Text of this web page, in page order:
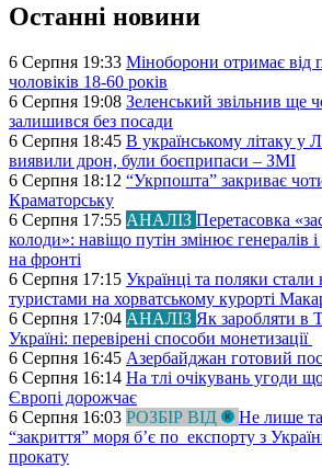
Останні новини
6 Серпня 19:33 Міноборони отримає від
чоловіків 18-60 років
6 Серпня 19:08 Зеленський звільнив ще
залишився без посади
6 Серпня 18:45 В українському літаку у
виявили дрон, були боєприпаси – ЗМІ
6 Серпня 18:12 “Укрпошта” закриває
Краматорську
6 Серпня 17:55 АНАЛІЗ Перетасовка
колоди»: навіщо путін змінює генералів
на фронті
6 Серпня 17:15 Українці та поляки
туристами на хорватському курорті
6 Серпня 17:04 АНАЛІЗ Як заробляти в
Україні: перевірені способи монетизації
6 Серпня 16:45 Азербайджан готовий
6 Серпня 16:14 На тлі очікувань угоди
Європі дорожчає
6 Серпня 16:03 РОЗБІР ВІД
Не лише
“закриття” моря б’є по експорту з
прокату